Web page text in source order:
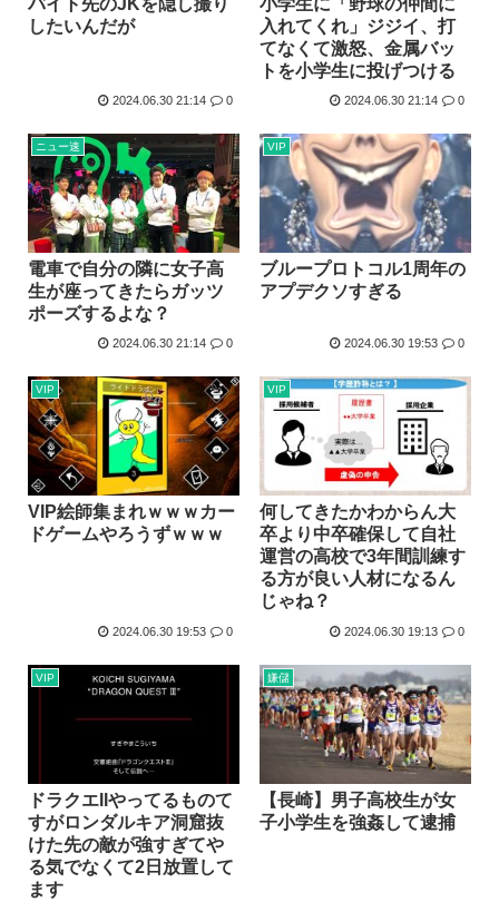
したいんだが
2024.06.30 21:14 0
入れてくれ」ジジイ、打
てなくて激怒、金属バッ
トを小学生に投げつける
2024.06.30 21:14 0
ニュー速
電車で自分の隣に女子高
生が座ってきたらガッツ
ポーズするよな？
2024.06.30 21:14 0
VIP
ブループロトコル1周年の
アプデクソすぎる
2024.06.30 19:53 0
VIP
VIP絵師集まれｗｗｗカー
ドゲームやろうずｗｗｗ
2024.06.30 19:53 0
VIP
何してきたかわからん大
卒より中卒確保して自社
運営の高校で3年間訓練す
る方が良い人材になるん
じゃね？
2024.06.30 19:13 0
VIP
ドラクエIIやってるものて
すがロンダルキア洞窟抜
けた先の敵が強すぎてや
る気でなくて2日放置して
ます
嫌儲
【長崎】男子高校生が女
子小学生を強姦して逮捕